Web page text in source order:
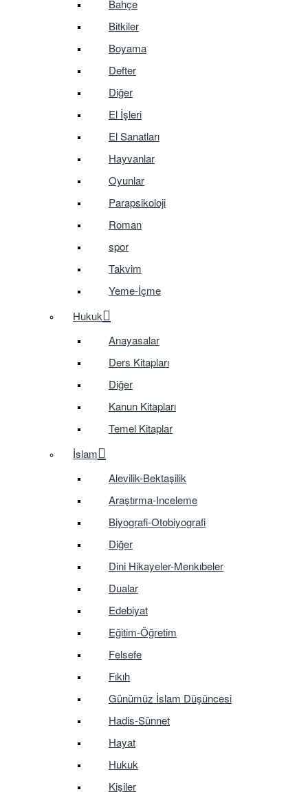
Bahçe
Bitkiler
Boyama
Defter
Diğer
El İşleri
El Sanatları
Hayvanlar
Oyunlar
Parapsikoloji
Roman
spor
Takvim
Yeme-İçme
Hukuk
Anayasalar
Ders Kitapları
Diğer
Kanun Kitapları
Temel Kitaplar
İslam
Alevilik-Bektaşilik
Araştırma-Inceleme
Biyografi-Otobiyografi
Diğer
Dini Hikayeler-Menkıbeler
Dualar
Edebiyat
Eğitim-Öğretim
Felsefe
Fıkıh
Günümüz İslam Düşüncesi
Hadis-Sünnet
Hayat
Hukuk
Kişiler